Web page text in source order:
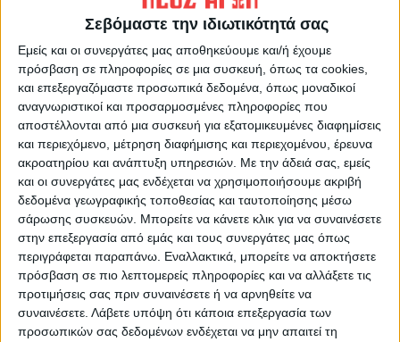
Σεβόμαστε την ιδιωτικότητά σας
Εμείς και οι συνεργάτες μας αποθηκεύουμε και/ή έχουμε
πρόσβαση σε πληροφορίες σε μια συσκευή, όπως τα cookies,
και επεξεργαζόμαστε προσωπικά δεδομένα, όπως μοναδικοί
αναγνωριστικοί και προσαρμοσμένες πληροφορίες που
αποστέλλονται από μια συσκευή για εξατομικευμένες διαφημίσεις
και περιεχόμενο, μέτρηση διαφήμισης και περιεχομένου, έρευνα
ακροατηρίου και ανάπτυξη υπηρεσιών. Με την άδειά σας, εμείς
και οι συνεργάτες μας ενδέχεται να χρησιμοποιήσουμε ακριβή
δεδομένα γεωγραφικής τοποθεσίας και ταυτοποίησης μέσω
σάρωσης συσκευών. Μπορείτε να κάνετε κλικ για να συναινέσετε
στην επεξεργασία από εμάς και τους συνεργάτες μας όπως
περιγράφεται παραπάνω. Εναλλακτικά, μπορείτε να αποκτήσετε
πρόσβαση σε πιο λεπτομερείς πληροφορίες και να αλλάξετε τις
προτιμήσεις σας πριν συναινέσετε ή να αρνηθείτε να
συναινέσετε. Λάβετε υπόψη ότι κάποια επεξεργασία των
προσωπικών σας δεδομένων ενδέχεται να μην απαιτεί τη
– Σταδιοδρομικά Θέματα Επαγγελματιών
Οπλιτών (ΕΠΟΠ).
– Χρόνος Διοικήσεως στο Κέντρο
Εκπαίδευσης Στρατονομίας (ΚΕΣΝ).
Του υποβάλλαμε Υπόμνημα και αιτηθήκαμε
από τον Κο Τσιάρα να παρέμβει θεσμικά με
την θετική του εισήγηση, ώστε τα υπόψη
θέματα να εξεταστούν και να
συμπεριληφθούν σε επικείμενο νομοσχέδιο
του Υπουργείου Εθνικής Άμυνας (ΥΠΕΘΑ).
Για το Διοικητικό Συμβούλιο